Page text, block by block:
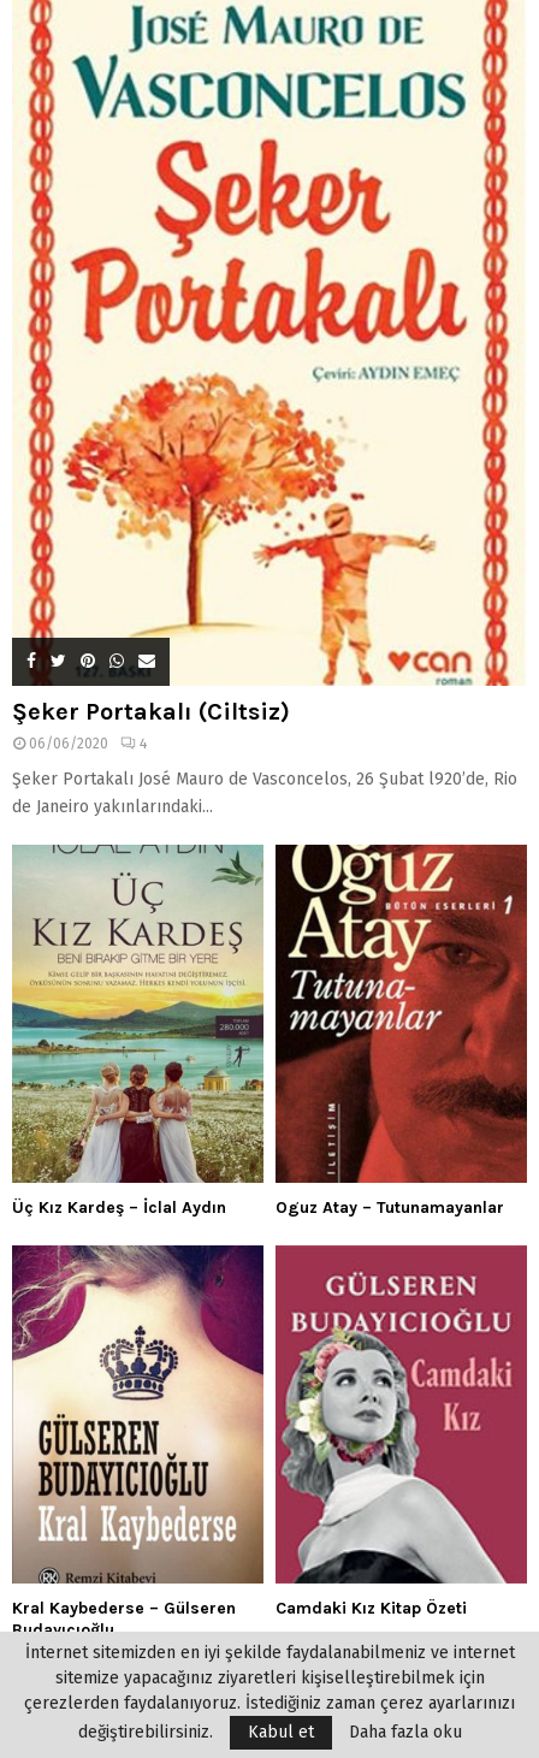
Şeker Portakalı (Ciltsiz)
06/06/2020 4
Şeker Portakalı José Mauro de Vasconcelos, 26 Şubat l920’de, Rio
de Janeiro yakınlarındaki...
Üç Kız Kardeş – İclal Aydın Oguz Atay – Tutunamayanlar
Kral Kaybederse – Gülseren
Budayıcıoğlu
Camdaki Kız Kitap Özeti
SOSYAL MEDYA
İnternet sitemizden en iyi şekilde faydalanabilmeniz ve internet
sitemize yapacağınız ziyaretleri kişiselleştirebilmek için
çerezlerden faydalanıyoruz. İstediğiniz zaman çerez ayarlarınızı
değiştirebilirsiniz.
Kabul et Daha fazla oku